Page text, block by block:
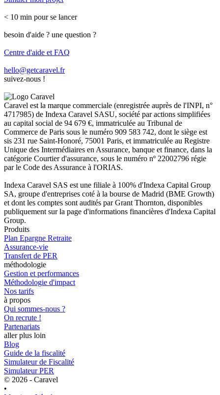
< 10 min pour se lancer
besoin d'aide ? une question ?
Centre d'aide et FAQ
hello@getcaravel.fr
suivez-nous !
Caravel est la marque commerciale (enregistrée auprès de l'INPI, n°
4717985) de Indexa Caravel SASU, société par actions simplifiées
au capital social de 94 679 €, immatriculée au Tribunal de
Commerce de Paris sous le numéro 909 583 742, dont le siège est
sis 231 rue Saint-Honoré, 75001 Paris, et immatriculée au Registre
Unique des Intermédiaires en Assurance, banque et finance, dans la
catégorie Courtier d'assurance, sous le numéro nº 22002796 régie
par le Code des Assurance à l'ORIAS.
Indexa Caravel SAS est une filiale à 100% d'Indexa Capital Group
SA, groupe d'entreprises coté à la bourse de Madrid (BME Growth)
et dont les comptes sont audités par Grant Thornton, disponibles
publiquement sur la page d'informations financières d'Indexa Capital
Group.
Produits
Plan Epargne Retraite
Assurance-vie
Transfert de PER
méthodologie
Gestion et performances
Méthodologie d'impact
Nos tarifs
à propos
Qui sommes-nous ?
On recrute !
Partenariats
aller plus loin
Blog
Guide de la fiscalité
Simulateur de Fiscalité
Simulateur PER
© 2026 - Caravel
•